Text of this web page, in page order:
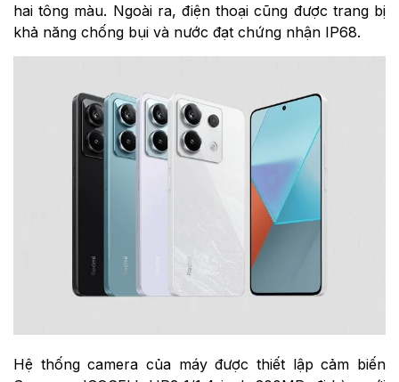
hai tông màu. Ngoài ra, điện thoại cũng được trang bị
khả năng chống bụi và nước đạt chứng nhận IP68.
Hệ thống camera của máy được thiết lập cảm biến